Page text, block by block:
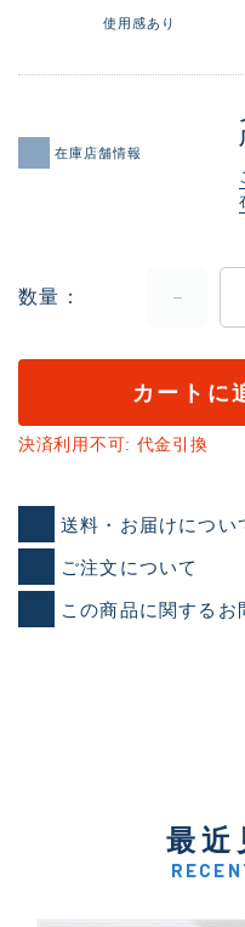
使用感あり
在庫店舗情報
数量
カートに
決済利用不可: 代金引換
送料・お届けについ
ご注文について
この商品に関するお
最近